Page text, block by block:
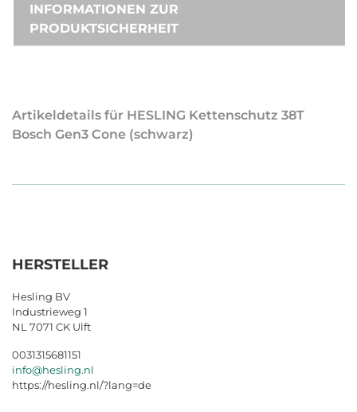
INFORMATIONEN ZUR
PRODUKTSICHERHEIT
Artikeldetails für HESLING Kettenschutz 38T
Bosch Gen3 Cone (schwarz)
HERSTELLER
Hesling BV
Industrieweg 1
NL 7071 CK Ulft
0031315681151
info@hesling.nl
https://hesling.nl/?lang=de